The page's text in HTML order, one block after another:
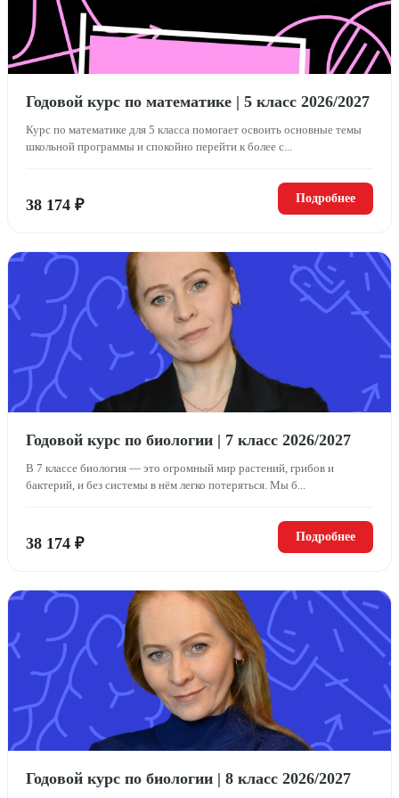
Годовой курс по математике | 5 класс 2026/2027
Курс по математике для 5 класса помогает освоить основные темы
школьной программы и спокойно перейти к более с...
38 174 ₽ Подробнее
Годовой курс по биологии | 7 класс 2026/2027
В 7 классе биология — это огромный мир растений, грибов и
бактерий, и без системы в нём легко потеряться. Мы б...
38 174 ₽ Подробнее
Годовой курс по биологии | 8 класс 2026/2027